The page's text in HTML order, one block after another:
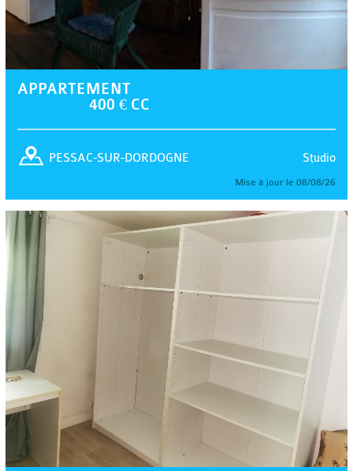
APPARTEMENT
400 € CC
Studio
PESSAC-SUR-DORDOGNE
Mise à jour le 08/08/26